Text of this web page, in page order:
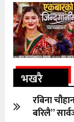
भखरै
रबिना
बरिलै”